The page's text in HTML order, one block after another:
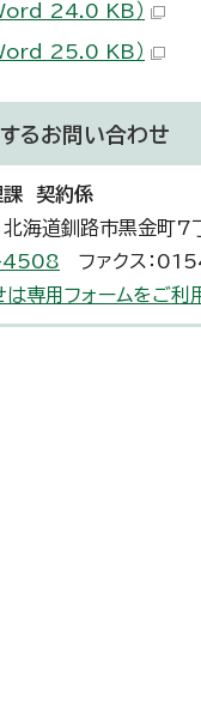
24.0 KB）
25.0 KB）
るお問い合わせ
課 契約係
道釧路市黒金町7
ファクス：
専用フォームをご利